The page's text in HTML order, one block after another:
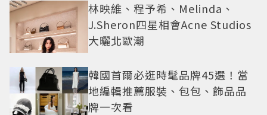
林映維、程予希、Melinda、
J.Sheron四星相會Acne Studios
大曬北歐潮
韓國首爾必逛時髦品牌45選！當
地編輯推薦服裝、包包、飾品品
牌一次看